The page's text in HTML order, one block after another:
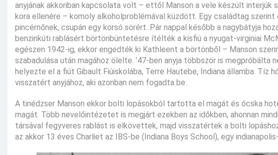
anyjának akkoriban kapcsolata volt – ettől Manson a vele készült
kora ellenére – komoly alkoholproblémával küzdött. Egy családtag
pincérnőnek, csupán egy korsó sörért. Pár nappal később a nagybátyja
benzinkúti rablásért börtönbüntetésre ítélték a kisfiú a nyugat-virginiai
egészen 1942-ig, ekkor engedték ki Kathleent a börtönből – Manson
szabadulása után magához ölelte. ’47-ben anyja többször is
helyezte el a fiút Gibault Fiúiskolába, Terre Hautebe, Indiana államba. Tíz
visszatért anyjához, aki azonban nem fogadta be.
A tinédzser Manson ekkor bolti lopásokból tartotta el magát és ócska
magát. Több nevelőintézetet is megjárt ezekben az időkben, ahonnan
társával fegyveres rablást is elkövettek, majd visszatértek a bolti
az akkor 13 éves Charliet az IBS-be (Indiana Boys School), egy